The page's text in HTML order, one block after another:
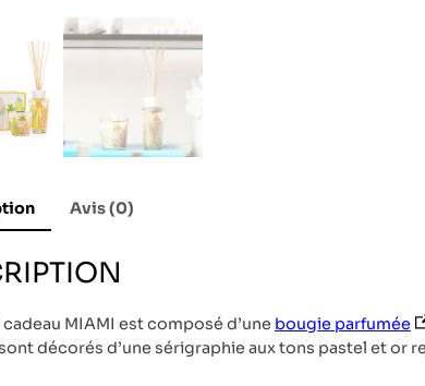
Avis (0)
MIAMI est composé d’une bougie parfumée
décorés d’une sérigraphie aux tons pastel et or